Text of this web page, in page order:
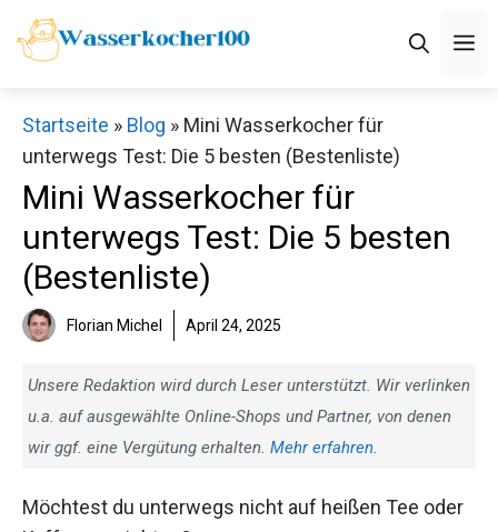
Zum
Inhalt
Startseite » Blog » Mini Wasserkocher für
unterwegs Test: Die 5 besten (Bestenliste)
Mini Wasserkocher für
unterwegs Test: Die 5 besten
(Bestenliste)
Florian Michel April 24, 2025
Unsere Redaktion wird durch Leser unterstützt. Wir verlinken
u.a. auf ausgewählte Online-Shops und Partner, von denen
wir ggf. eine Vergütung erhalten. Mehr erfahren.
Möchtest du unterwegs nicht auf heißen Tee oder